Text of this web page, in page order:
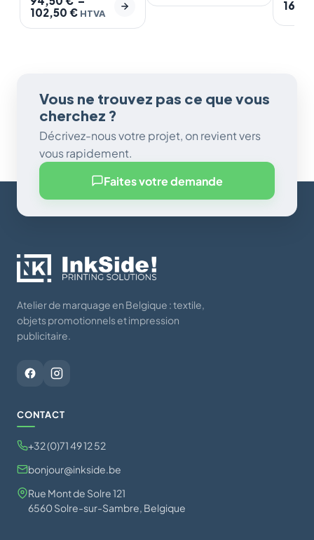
102,50 € HTVA
Vous ne trouvez pas ce que vous
cherchez ?
Décrivez-nous votre projet, on revient vers
vous rapidement.
Faites votre demande
Atelier de marquage en Belgique : textile,
objets promotionnels et impression
publicitaire.
CONTACT
+32 (0)71 49 12 52
bonjour@inkside.be
Rue Mont de Solre 121
6560 Solre-sur-Sambre, Belgique